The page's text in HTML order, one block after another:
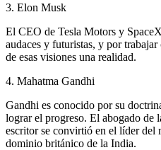
3. Elon Musk
El CEO de Tesla Motors y
audaces y futuristas, y por
de esas visiones una realidad.
4. Mahatma Gandhi
Gandhi es conocido por su
lograr el progreso. El abogado
escritor se convirtió en el líder del
dominio británico de la India.